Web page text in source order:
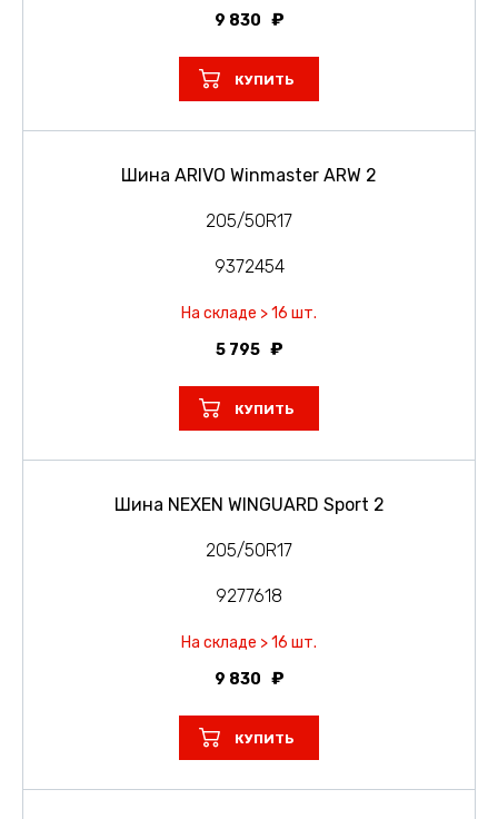
9 830
КУПИТЬ
Шина ARIVO Winmaster ARW 2
205/50R17
9372454
На складе > 16 шт.
5 795
КУПИТЬ
Шина NEXEN WINGUARD Sport 2
205/50R17
9277618
На складе > 16 шт.
9 830
КУПИТЬ